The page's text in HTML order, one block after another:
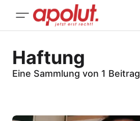
Haftung
Eine Sammlung von 1 Beitrag